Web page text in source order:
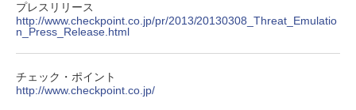
プレスリリース
http://www.checkpoint.co.jp/pr/2013/20130308_Threat_Emulatio
n_Press_Release.html
チェック・ポイント
http://www.checkpoint.co.jp/